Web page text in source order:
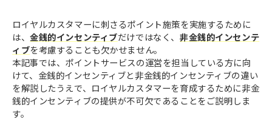
ロイヤルカスタマーに刺さるポイント施策を実施するために
は、金銭的インセンティブだけではなく、 非金銭的インセンテ
ィブを考慮することも欠かせません。
本記事では、ポイントサービスの運営を担当している方に向
けて、金銭的インセンティブと非金銭的インセンティブの違い
を解説したうえで、ロイヤルカスタマーを育成するために非金
銭的インセンティブの提供が不可欠であることをご説明しま
す。